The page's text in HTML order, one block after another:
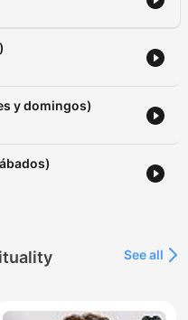
y domingos)
See all